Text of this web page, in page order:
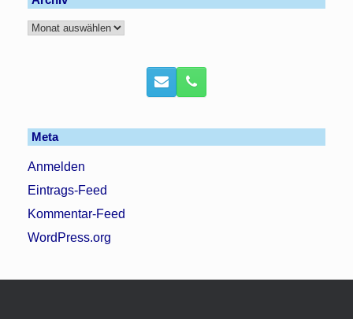
Archiv
Meta
Anmelden
Eintrags-Feed
Kommentar-Feed
WordPress.org